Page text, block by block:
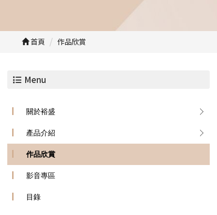
首頁 作品欣賞
Menu
關於裕盛
產品介紹
作品欣賞
影音專區
目錄